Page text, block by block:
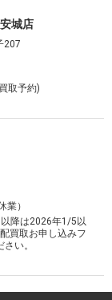
城店
207
取予約)
業）
降は2026年1/5以
買取お申し込みフ
い。